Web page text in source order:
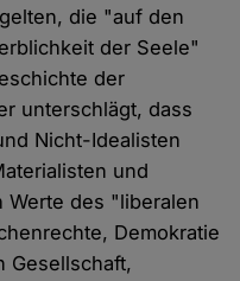
die "auf den
der Seele"
der
unterschlägt, dass
Nicht-Idealisten
und
Werte des "liberalen
Demokratie
Gesellschaft,